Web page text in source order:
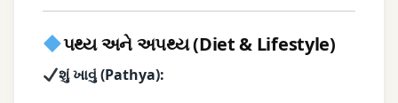
પથ્ય અને અપથ્ય (Diet & Lifestyle)
શું ખાવું (Pathya):